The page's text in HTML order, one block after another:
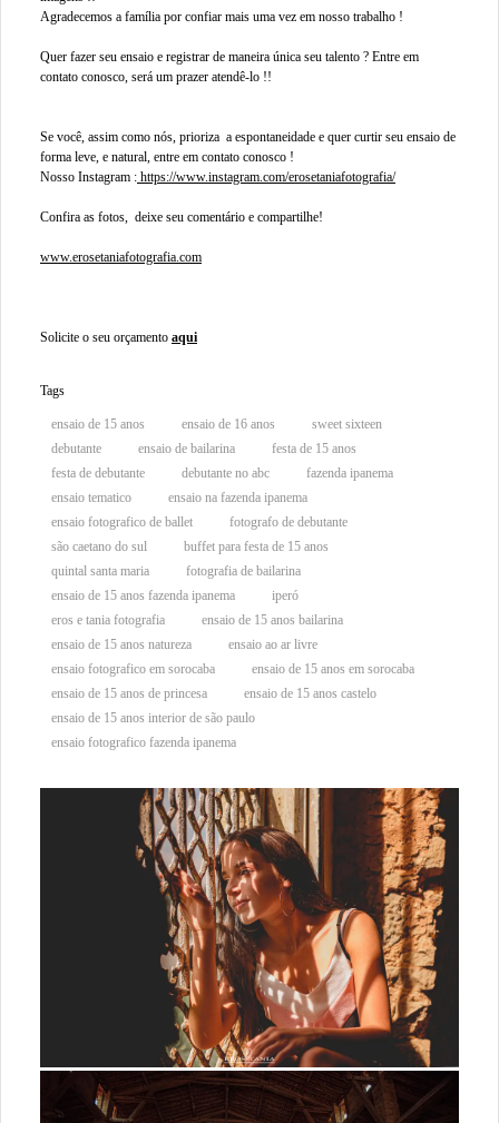
Agradecemos a família por confiar mais uma vez em nosso trabalho !
Quer fazer seu ensaio e registrar de maneira única seu talento ? Entre em
contato conosco, será um prazer atendê-lo !!
Se você, assim como nós, prioriza a espontaneidade e quer curtir seu ensaio de
forma leve, e natural, entre em contato conosco !
Nosso Instagram : https://www.instagram.com/erosetaniafotografia/
Confira as fotos, deixe seu comentário e compartilhe!
www.erosetaniafotografia.com
Solicite o seu orçamento aqui
Tags
ensaio de 15 anos ensaio de 16 anos
sweet sixteen
debutante
ensaio de bailarina
festa de 15 anos
festa de debutante
debutante no abc
fazenda ipanema
ensaio tematico
ensaio na fazenda ipanema
ensaio fotografico de ballet
fotografo de debutante
são caetano do sul
buffet para festa de 15 anos
quintal santa maria
fotografia de bailarina
ensaio de 15 anos fazenda ipanema
iperó
eros e tania fotografia
ensaio de 15 anos bailarina
ensaio de 15 anos natureza
ensaio ao ar livre
ensaio fotografico em sorocaba
ensaio de 15 anos em sorocaba
ensaio de 15 anos de princesa
ensaio de 15 anos castelo
ensaio de 15 anos interior de são paulo
ensaio fotografico fazenda ipanema